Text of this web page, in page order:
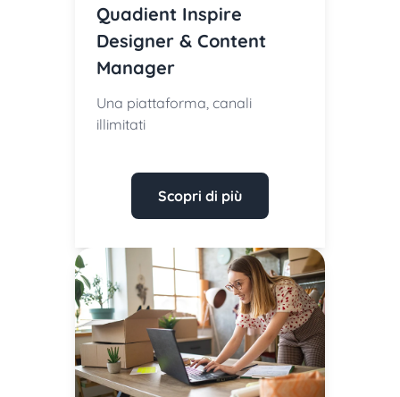
Quadient Inspire
Designer & Content
Manager
Una piattaforma, canali
illimitati
Scopri di più